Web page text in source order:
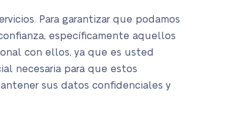
Para garantizar que podamos
específicamente aquellos
con ellos, ya que es usted
necesaria para que estos
sus datos confidenciales y